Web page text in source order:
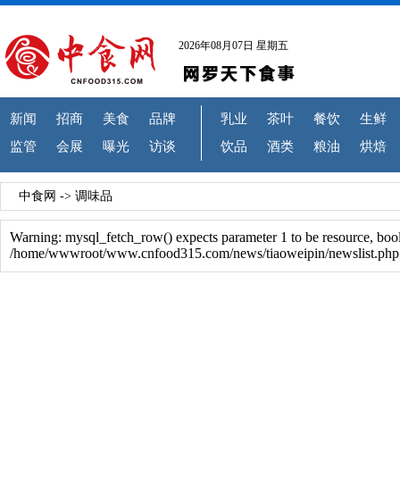
2026年08月07日 星期五
新闻 招商 美食
品牌
监管
会展 曝光 访谈
乳业 茶叶 餐饮
生鲜
饮品
酒类 粮油 烘焙
中食网 -> 调味品
Warning: mysql_fetch_row() expects parameter 1 to be resource,
/home/wwwroot/www.cnfood315.com/news/tiaoweipin/